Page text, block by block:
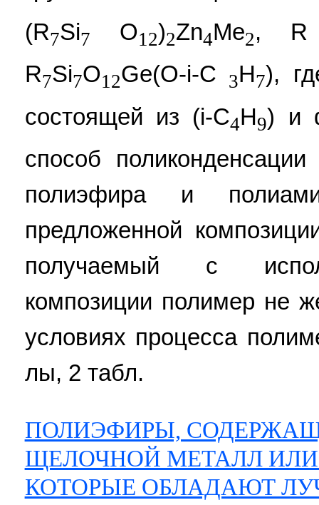
(R7Si7 O12)2Zn4Me2, R
R7Si7O12Ge(O-i-C 3H7),
состоящей из (i-С4Н9) и
способ
полиэфира и
предложенной
получаемый с
композиции полимер не
условиях процесса
лы, 2 табл.
ПОЛИЭФИРЫ,
ЩЕЛОЧНОЙ МЕТАЛЛ
КОТОРЫЕ ОБЛАДАЮТ